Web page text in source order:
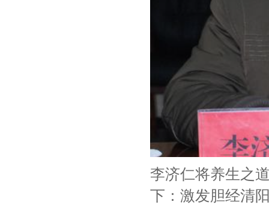
李济仁将养生之
下：激发胆经清